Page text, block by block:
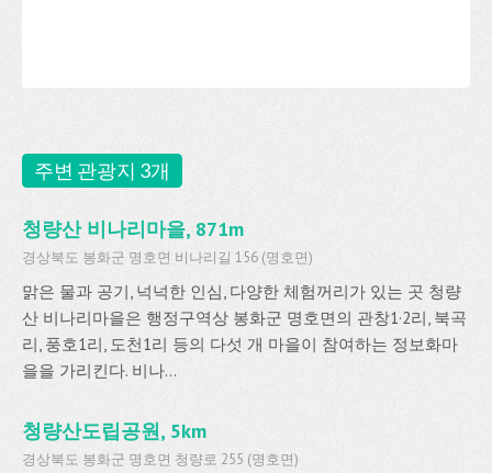
주변 관광지 3개
청량산 비나리마을, 871m
경상북도 봉화군 명호면 비나리길 156 (명호면)
맑은 물과 공기, 넉넉한 인심, 다양한 체험꺼리가 있는 곳 청량
산 비나리마을은 행정구역상 봉화군 명호면의 관창1·2리, 북곡
리, 풍호1리, 도천1리 등의 다섯 개 마을이 참여하는 정보화마
을을 가리킨다. 비나...
청량산도립공원, 5km
경상북도 봉화군 명호면 청량로 255 (명호면)